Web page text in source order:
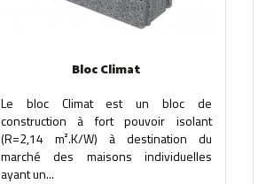
Bloc Climat
Le bloc Climat est un bloc de
construction à fort pouvoir isolant
(R=2,14 m².K/W) à destination du
marché des maisons individuelles
ayant un...